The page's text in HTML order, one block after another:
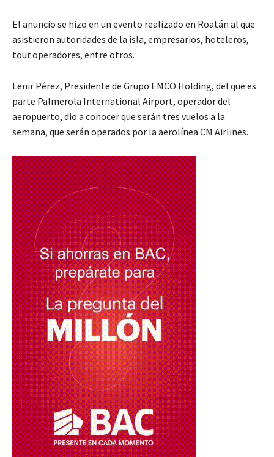
El anuncio se hizo en un evento realizado en Roatán al que
asistieron autoridades de la isla, empresarios, hoteleros,
tour operadores, entre otros.
Lenir Pérez, Presidente de Grupo EMCO Holding, del que es
parte Palmerola International Airport, operador del
aeropuerto, dio a conocer que serán tres vuelos a la
semana, que serán operados por la aerolínea CM Airlines.